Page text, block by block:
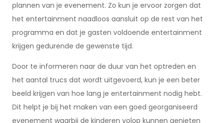
plannen van je evenement. Zo kun je ervoor zorgen dat
het entertainment naadloos aansluit op de rest van het
programma en dat je gasten voldoende entertainment
krijgen gedurende de gewenste tijd.
Door te informeren naar de duur van het optreden en
het aantal trucs dat wordt uitgevoerd, kun je een beter
beeld krijgen van hoe lang je entertainment nodig hebt.
Dit helpt je bij het maken van een goed georganiseerd
evenement waarbij de kinderen volop kunnen genieten